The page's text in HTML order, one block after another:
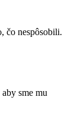
čo nespôsobili.
sme mu